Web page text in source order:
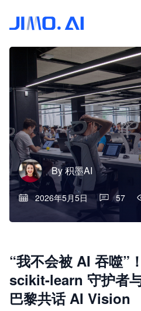
By积墨AI
2026年5月5日 57
“我不会被 AI 吞噬”
scikit-learn 守护者
巴黎共话 AI Vision